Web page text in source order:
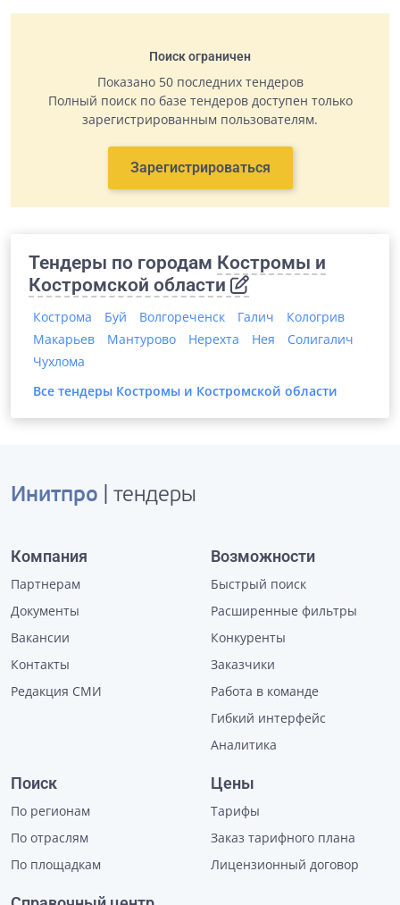
Поиск ограничен
Показано 50 последних тендеров
Полный поиск по базе тендеров доступен только
зарегистрированным пользователям.
Зарегистрироваться
Тендеры по городам Костромы и
Костромской области
Кострома Буй Волгореченск Галич
Кологрив
Макарьев
Мантурово Нерехта Нея
Солигалич
Чухлома
Все тендеры Костромы и Костромской области
Инитпро | тендеры
Компания
Партнерам
Документы
Вакансии
Контакты
Редакция СМИ
Возможности
Быстрый поиск
Расширенные фильтры
Конкуренты
Заказчики
Работа в команде
Гибкий интерфейс
Аналитика
Поиск
По регионам
По отраслям
По площадкам
Цены
Тарифы
Заказ тарифного плана
Лицензионный договор